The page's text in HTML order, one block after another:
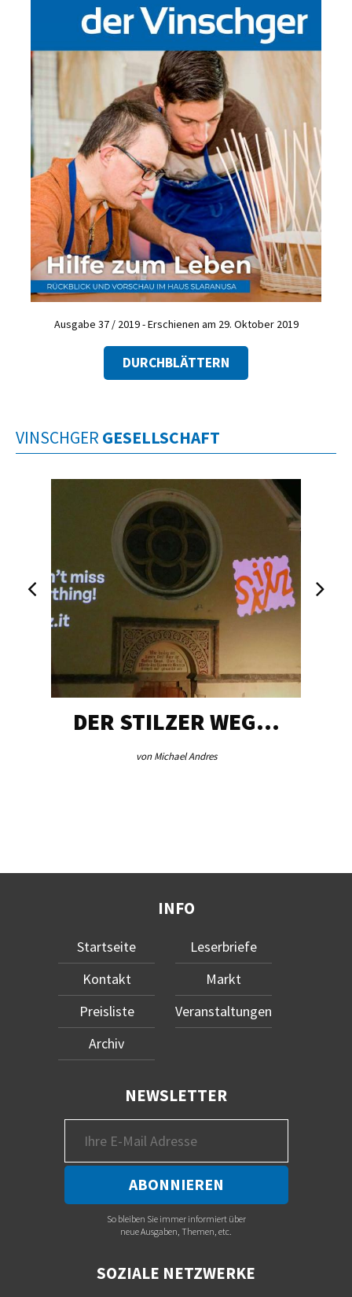
Ausgabe 37 / 2019 - Erschienen am 29. Oktober 2019
DURCHBLÄTTERN
VINSCHGER GESELLSCHAFT
DER STILZER WEG…
von Michael Andres
INFO
Startseite
Kontakt
Preisliste
Archiv
Leserbriefe
Markt
Veranstaltungen
NEWSLETTER
So bleiben Sie immer informiert über
neue Ausgaben, Themen, etc.
SOZIALE NETZWERKE